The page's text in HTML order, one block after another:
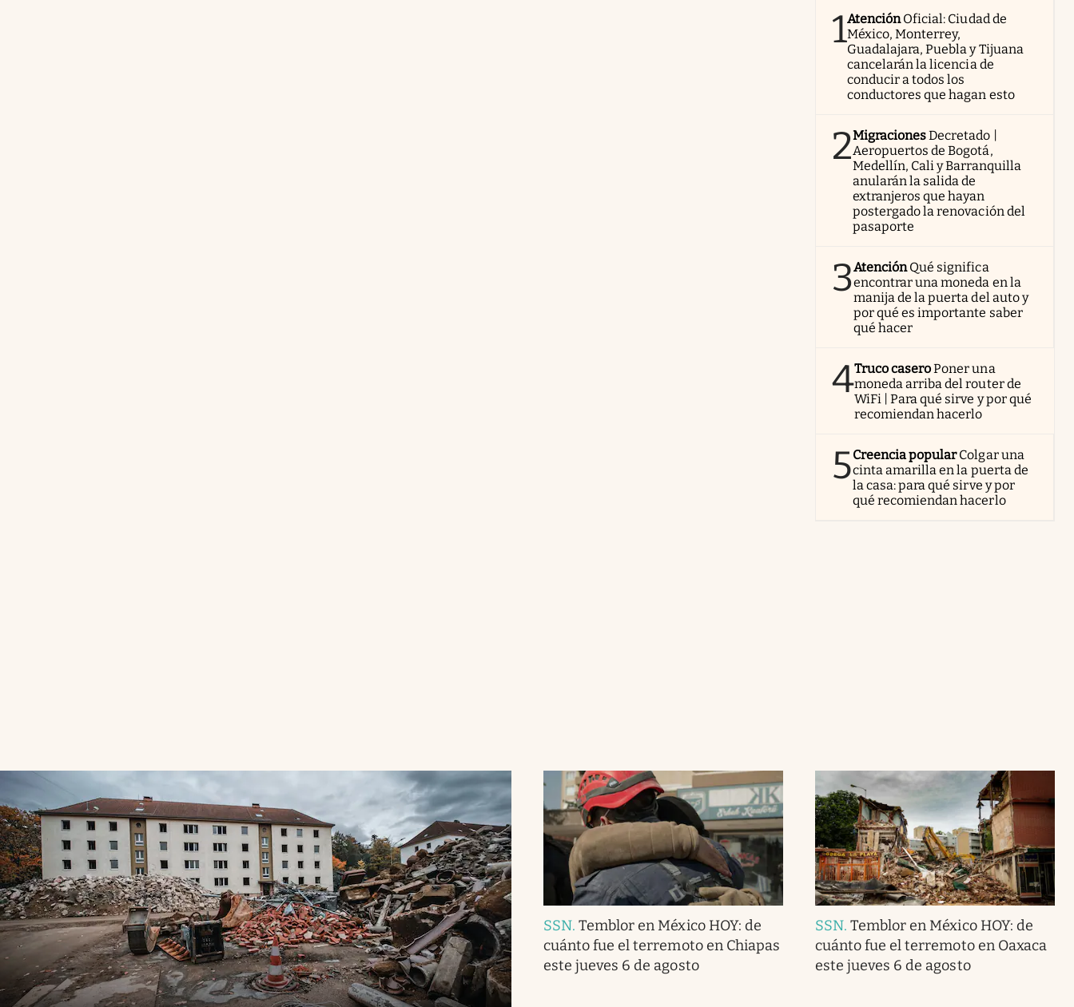
1AtenciónOficial: Ciudad de
México, Monterrey,
Guadalajara, Puebla y Tijuana
cancelarán la licencia de
conducir a todos los
conductores que hagan esto
2MigracionesDecretado |
Aeropuertos de Bogotá,
Medellín, Cali y Barranquilla
anularán la salida de
extranjeros que hayan
postergado la renovación del
pasaporte
3AtenciónQué significa
encontrar una moneda en la
manija de la puerta del auto y
por qué es importante saber
qué hacer
4Truco caseroPoner una
moneda arriba del router de
WiFi | Para qué sirve y por qué
recomiendan hacerlo
5Creencia popularColgar una
cinta amarilla en la puerta de
la casa: para qué sirve y por
qué recomiendan hacerlo
SSN.Temblor en México HOY: de
cuánto fue el terremoto en Chiapas
este jueves 6 de agosto
SSN.Temblor en México HOY: de
cuánto fue el terremoto en Oaxaca
este jueves 6 de agosto